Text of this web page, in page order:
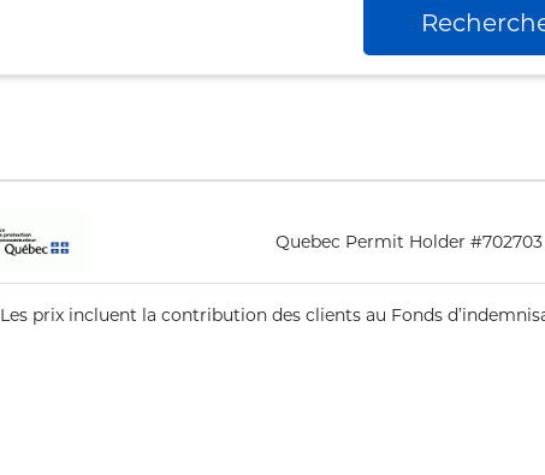
Quebec Permit Holder #702703
Les prix incluent la contribution des clients au Fonds